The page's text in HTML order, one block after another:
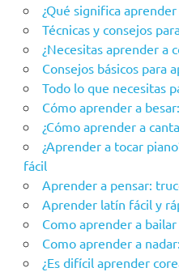
¿Qué significa
Técnicas y consejos
¿Necesitas aprender a
Consejos básicos para
Todo lo que necesitas
Cómo aprender a
¿Cómo aprender a
¿Aprender a tocar
fácil
Aprender a pensar:
Aprender latín fácil y
Como aprender a
Como aprender a
¿Es difícil aprender